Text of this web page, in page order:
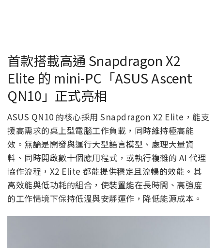
首款搭載高通 Snapdragon X2
Elite 的 mini-PC「ASUS Ascent
QN10」正式亮相
ASUS QN10 的核心採用 Snapdragon X2 Elite，能支
援高需求的桌上型電腦工作負載，同時維持極高能
效。無論是開發與運行大型語言模型、處理大量資
料、同時開啟數十個應用程式，或執行複雜的 AI 代理
協作流程，X2 Elite 都能提供穩定且流暢的效能。其
高效能與低功耗的組合，使裝置能在長時間、高強度
的工作情境下保持低溫與安靜運作，降低能源成本。